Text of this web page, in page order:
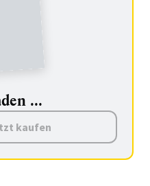
...
kaufen